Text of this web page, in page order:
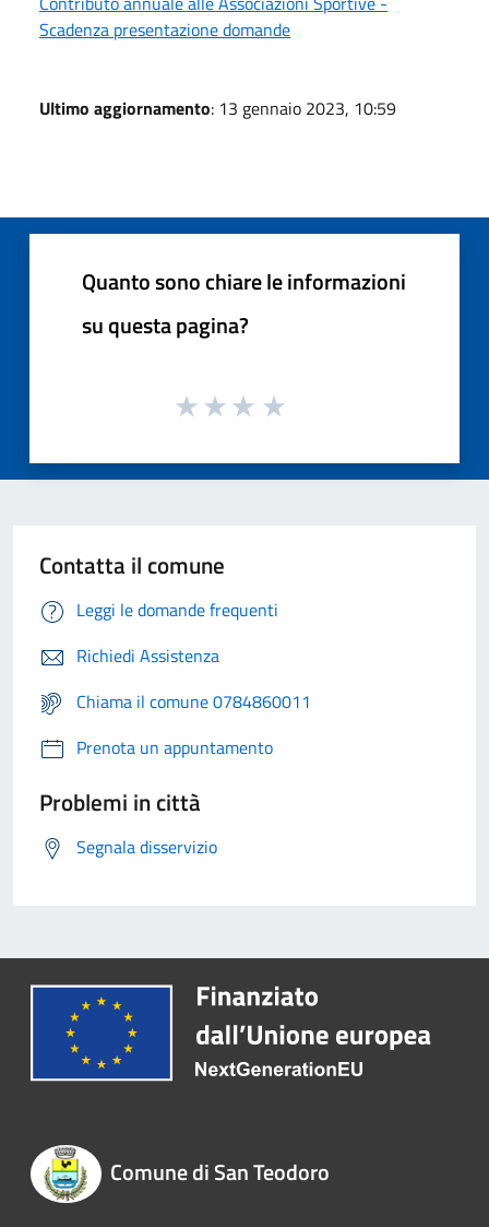
Scadenza presentazione domande
Ultimo aggiornamento: 13 gennaio 2023, 10:59
Quanto sono chiare le informazioni
su questa pagina?
Contatta il comune
Leggi le domande frequenti
Richiedi Assistenza
Chiama il comune 0784860011
Prenota un appuntamento
Problemi in città
Segnala disservizio
Comune di San Teodoro